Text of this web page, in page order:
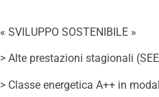
« SVILUPPO SOSTENIBILE »
> Alte prestazioni stagionali
> Classe energetica A++ in